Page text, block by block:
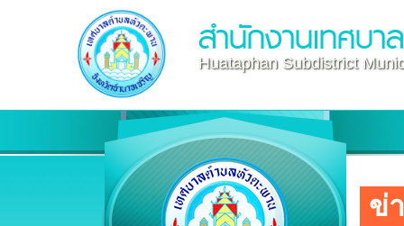
สำนักงานเทศบ
Huataphan Subdistrict
ข่